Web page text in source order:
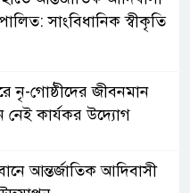
সাংবিধানিক স্বীকৃতি
নৃ-গোষ্ঠীদের জীবনমান
নেই কার্যকর উদ্যোগ
আন্তর্জাতিক আদিবাসী